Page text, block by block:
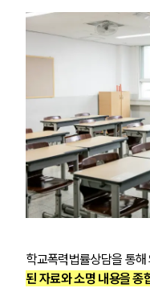
학교폭력법률상담을 통
된 자료와 소명 내용을 종